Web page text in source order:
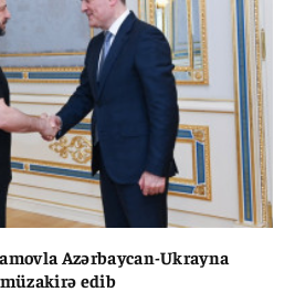
Azərbaycan-Ukrayna
edib